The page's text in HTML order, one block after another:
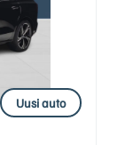
Uusi auto